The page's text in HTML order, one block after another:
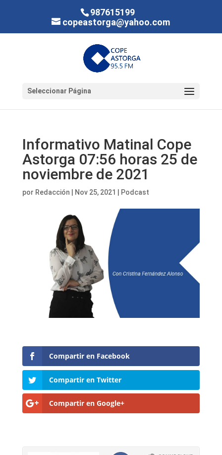
987615199
copeastorga@yahoo.com
Seleccionar Página
Informativo Matinal Cope
Astorga 07:56 horas 25 de
noviembre de 2021
por Redacción Nov 25, 2021 Podcast
Compartir en Facebook
Compartir en Twitter
Compartir en Google+